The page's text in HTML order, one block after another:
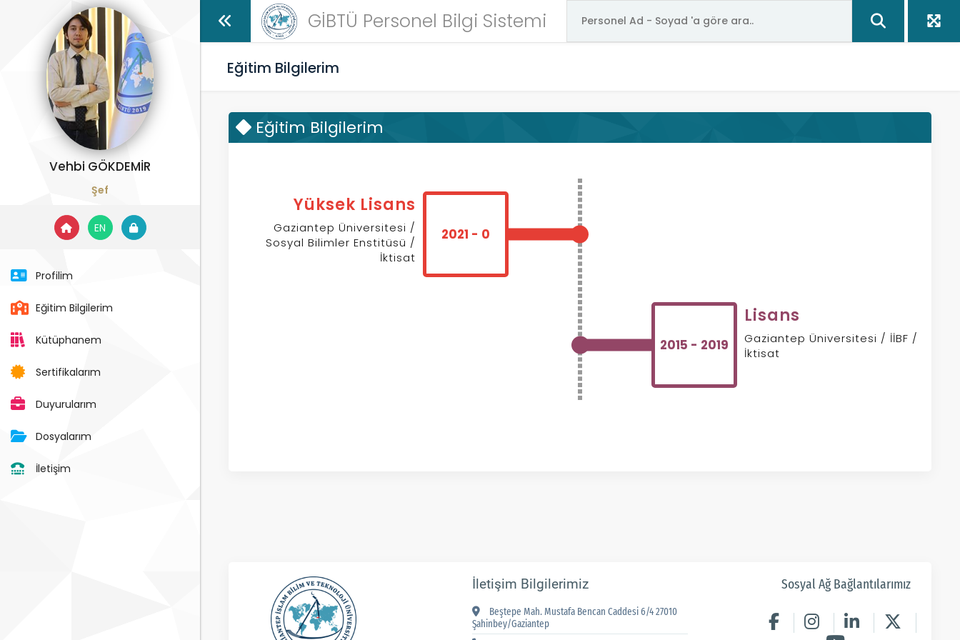
Vehbi GÖKDEMİR
Şef
EN
Profilim
Eğitim Bilgilerim
Kütüphanem
Sertifikalarım
Duyurularım
Dosyalarım
İletişim
GİBTÜ Personel Bilgi Sistemi
Eğitim Bilgilerim
Eğitim Bilgilerim
2021 - 0
Yüksek Lisans
Gaziantep Üniversitesi /
Sosyal Bilimler Enstitüsü /
İktisat
2015 - 2019
Lisans
Gaziantep Üniversitesi / İİBF /
İktisat
İletişim Bilgilerimiz
Beştepe Mah. Mustafa Bencan Caddesi 6/4 27010
Şahinbey/Gaziantep
Sosyal Ağ Bağlantılarımız